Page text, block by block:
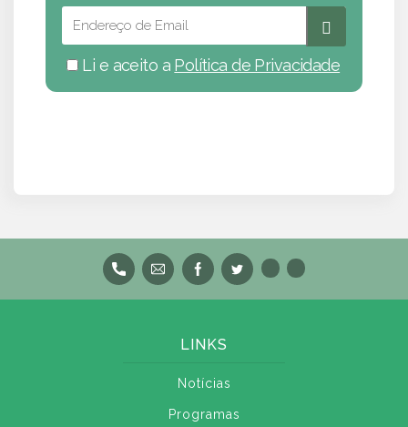
Li e aceito a Política de Privacidade
LINKS
Notícias
Programas